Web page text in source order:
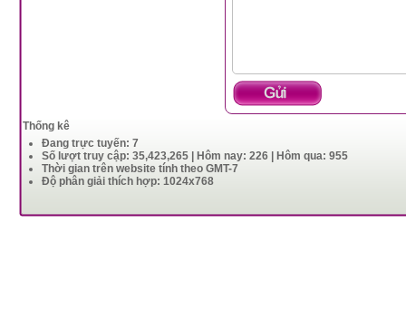
Thống kê
Đang trực tuyến: 7
Số lượt truy cập: 35,423,265 | Hôm nay: 226 | Hôm qua: 955
Thời gian trên website tính theo GMT-7
Độ phân giải thích hợp: 1024x768